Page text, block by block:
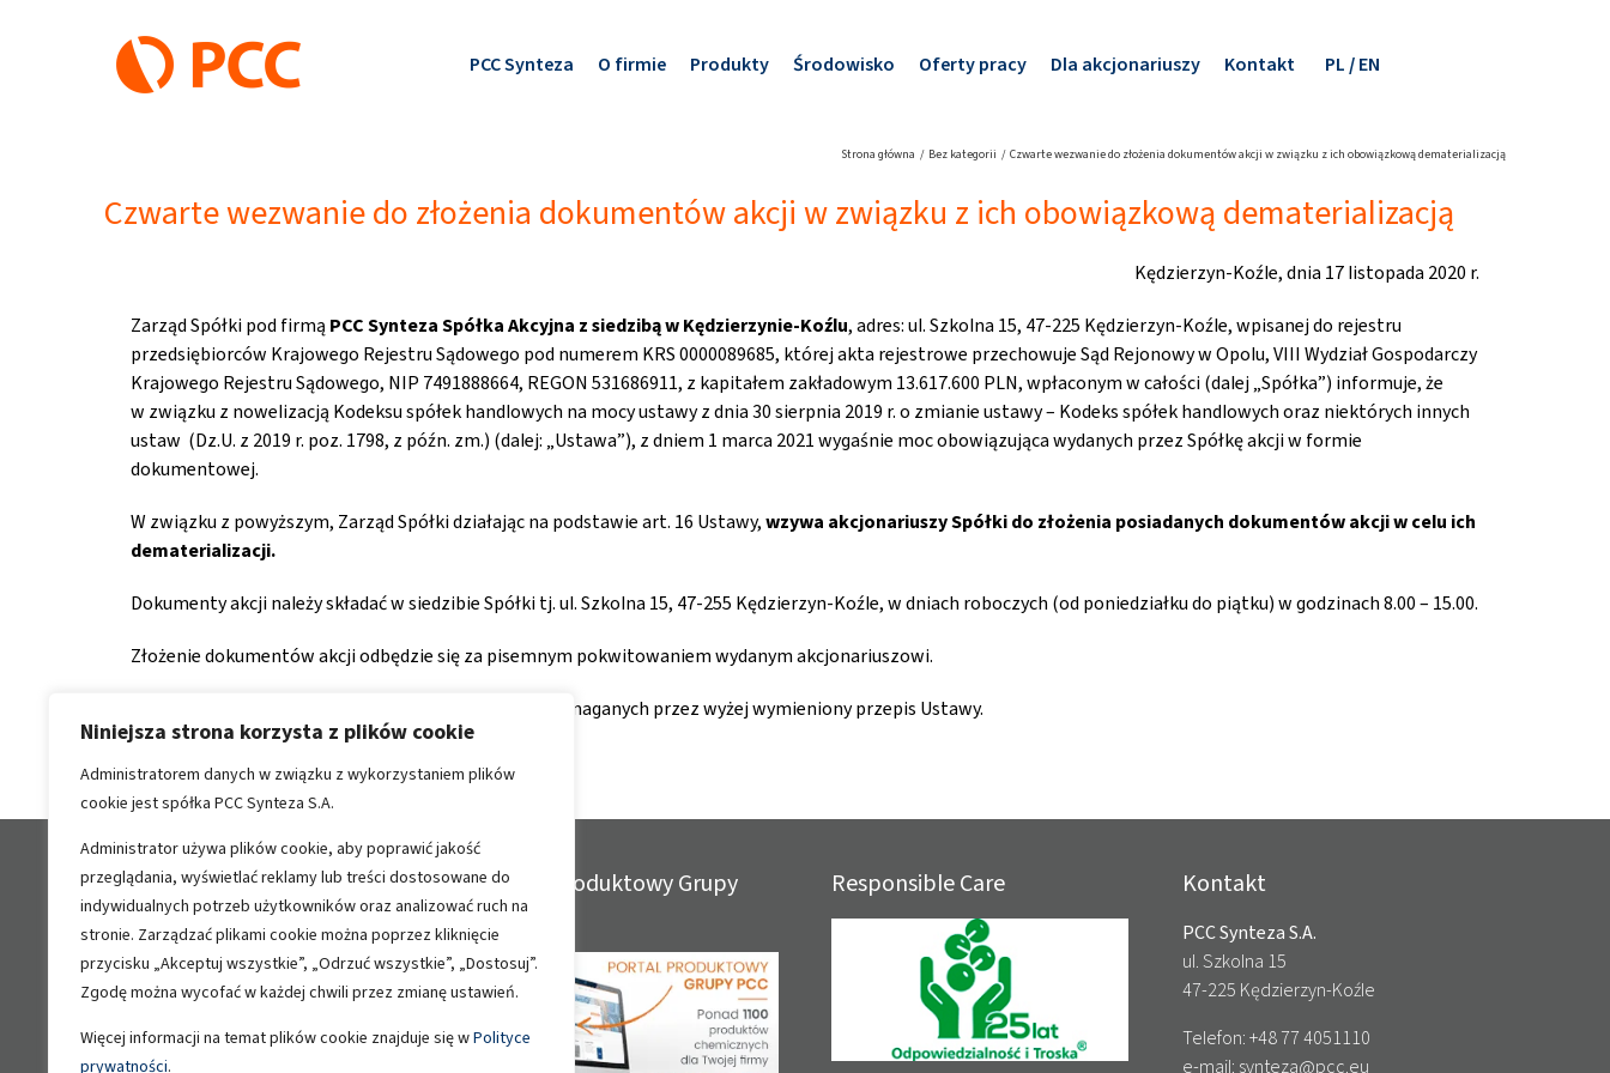
Niniejsza strona korzysta z plików cookie
Administratorem danych w związku z wykorzystaniem plików
cookie jest spółka PCC Synteza S.A.
Administrator używa plików cookie, aby poprawić jakość
przeglądania, wyświetlać reklamy lub treści dostosowane do
indywidualnych potrzeb użytkowników oraz analizować ruch na
stronie. Zarządzać plikami cookie można poprzez kliknięcie
przycisku „Akceptuj wszystkie”, „Odrzuć wszystkie”, „Dostosuj”.
Zgodę można wycofać w każdej chwili przez zmianę ustawień.
Więcej informacji na temat plików cookie znajduje się wPolityce
prywatności.
PCC Synteza O firmie Produkty Środowisko Oferty pracy Dla akcjonariuszy Kontakt PL EN
Strona główna Bez kategorii Czwarte wezwanie do złożenia dokumentów akcji w związku z ich obowiązkową dematerializacją
Czwarte wezwanie do złożenia dokumentów akcji w związku z ich obowiązkową dematerializacją
Kędzierzyn-Koźle, dnia 17 listopada 2020 r.
Zarząd Spółki pod firmą PCC Synteza Spółka Akcyjna z siedzibą w Kędzierzynie-Koźlu, adres: ul. Szkolna 15, 47-225 Kędzierzyn-Koźle, wpisanej do rejestru
przedsiębiorców Krajowego Rejestru Sądowego pod numerem KRS 0000089685, której akta rejestrowe przechowuje Sąd Rejonowy w Opolu, VIII Wydział Gospodarczy
Krajowego Rejestru Sądowego, NIP 7491888664, REGON 531686911, z kapitałem zakładowym 13.617.600 PLN, wpłaconym w całości (dalej „Spółka”) informuje, że
w związku z nowelizacją Kodeksu spółek handlowych na mocy ustawy z dnia 30 sierpnia 2019 r. o zmianie ustawy – Kodeks spółek handlowych oraz niektórych innych
ustaw (Dz.U. z 2019 r. poz. 1798, z późn. zm.) (dalej: „Ustawa”), z dniem 1 marca 2021 wygaśnie moc obowiązująca wydanych przez Spółkę akcji w formie
dokumentowej.
W związku z powyższym, Zarząd Spółki działając na podstawie art. 16 Ustawy,wzywa akcjonariuszy Spółki do złożenia posiadanych dokumentów akcji w celu ich
dematerializacji.
Dokumenty akcji należy składać w siedzibie Spółki tj. ul. Szkolna 15, 47-255 Kędzierzyn-Koźle, w dniach roboczych (od poniedziałku do piątku) w godzinach 8.00 – 15.00.
Złożenie dokumentów akcji odbędzie się za pisemnym pokwitowaniem wydanym akcjonariuszowi.
Niniejsze wezwanie jest czwartym, spośród pięciu wymaganych przez wyżej wymieniony przepis Ustawy.
Informacje
Środowisko
Polityka Prywatności
Portal Produktowy Grupy
PCC
Responsible Care Kontakt
PCC Synteza S.A.
ul. Szkolna 15
47-225 Kędzierzyn-Koźle
Telefon: +48 77 4051110
e-mail: synteza@pcc.eu